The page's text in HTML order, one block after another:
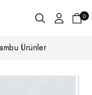
0
Ürünler